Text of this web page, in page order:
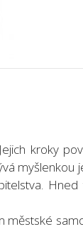
kroky
myšlenkou
městské